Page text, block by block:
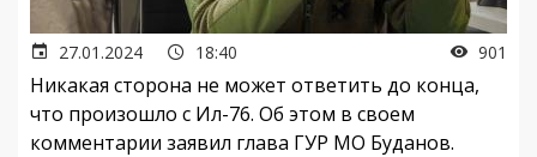
27.01.2024 18:40 901
Никакая сторона не может ответить до конца,
что произошло с Ил-76. Об этом в своем
комментарии заявил глава ГУР МО Буданов.